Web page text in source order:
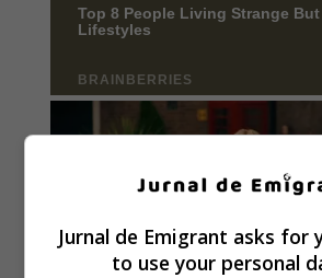
Jurnal de Emigrant asks for
to use your personal